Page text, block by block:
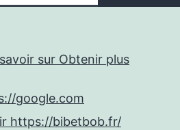
sur Obtenir plus
google.com
https://bibetbob.fr/